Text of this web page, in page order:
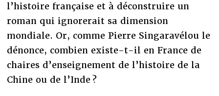
l’histoire française et à déconstruire un
roman qui ignorerait sa dimension
mondiale. Or, comme Pierre Singaravélou le
dénonce, combien existe-t-il en France de
chaires d’enseignement de l’histoire de la
Chine ou de l’Inde ?